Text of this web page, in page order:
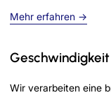
Mehr erfahren →
Wir verarbeiten eine